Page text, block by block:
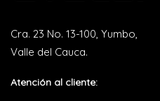
Cra. 23 No. 13-100, Yumbo,
Valle del Cauca.
Atención al cliente: